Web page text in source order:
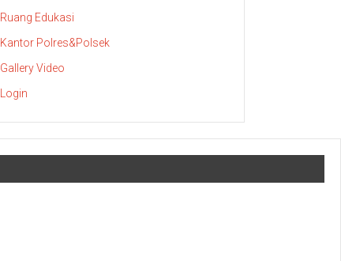
Ruang Edukasi
Kantor Polres&Polsek
Gallery Video
Login